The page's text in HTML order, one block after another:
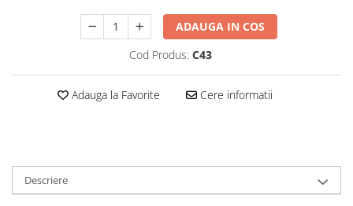
ADAUGA IN COS
Cod Produs: C43
Adauga la Favorite Cere informatii
Descriere